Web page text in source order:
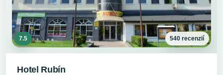
7.5 540 recenzií
Hotel Rubín